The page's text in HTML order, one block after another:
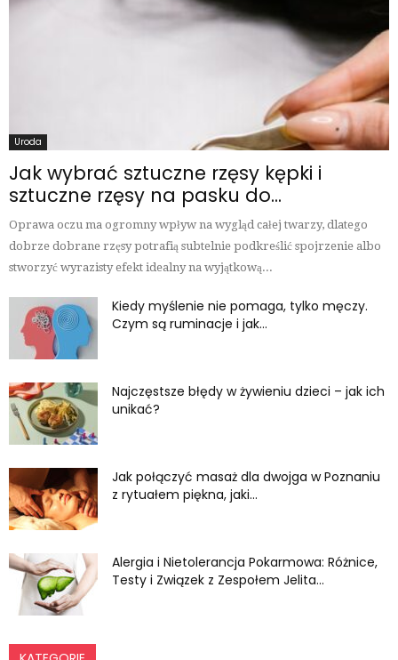
Uroda
Jak wybrać sztuczne rzęsy kępki i
sztuczne rzęsy na pasku do...
Oprawa oczu ma ogromny wpływ na wygląd całej twarzy, dlatego
dobrze dobrane rzęsy potrafią subtelnie podkreślić spojrzenie albo
stworzyć wyrazisty efekt idealny na wyjątkową...
Kiedy myślenie nie pomaga, tylko męczy.
Czym są ruminacje i jak...
Najczęstsze błędy w żywieniu dzieci – jak ich
unikać?
Jak połączyć masaż dla dwojga w Poznaniu
z rytuałem piękna, jaki...
Alergia i Nietolerancja Pokarmowa: Różnice,
Testy i Związek z Zespołem Jelita...